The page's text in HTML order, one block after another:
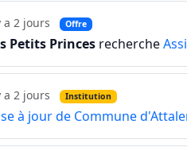
a 2 jours Offre
Petits Princes recherche
a 2 jours Institution
à jour de Commune